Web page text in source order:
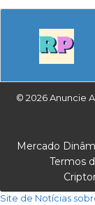
© 2026 Anuncie
Mercado
Termos
Site de Notícias